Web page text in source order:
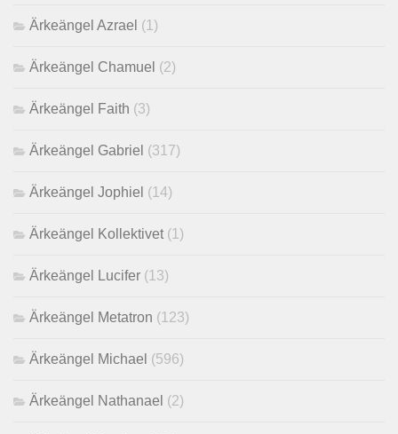
Ärkeängel Azrael (1)
Ärkeängel Chamuel (2)
Ärkeängel Faith (3)
Ärkeängel Gabriel (317)
Ärkeängel Jophiel (14)
Ärkeängel Kollektivet (1)
Ärkeängel Lucifer (13)
Ärkeängel Metatron (123)
Ärkeängel Michael (596)
Ärkeängel Nathanael (2)